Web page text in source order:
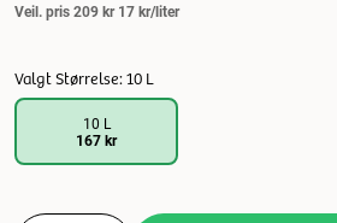
Veil. pris209 kr17 kr/liter
Valgt Størrelse: 10 L
10 L
167 kr